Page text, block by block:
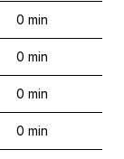
0 min
0 min
0 min
0 min